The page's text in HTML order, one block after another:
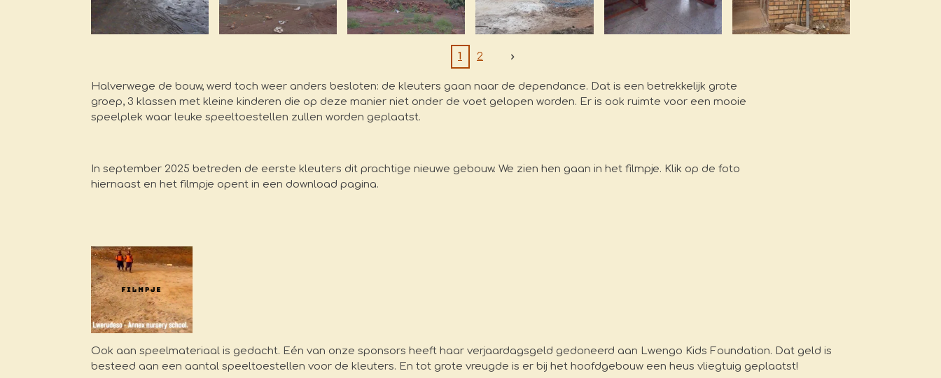
1 2
Halverwege de bouw, werd toch weer anders besloten: de kleuters gaan naar de dependance. Dat is een betrekkelijk grote
groep, 3 klassen met kleine kinderen die op deze manier niet onder de voet gelopen worden. Er is ook ruimte voor een mooie
speelplek waar leuke speeltoestellen zullen worden geplaatst.
In september 2025 betreden de eerste kleuters dit prachtige nieuwe gebouw. We zien hen gaan in het filmpje. Klik op de foto
hiernaast en het filmpje opent in een download pagina.
Ook aan speelmateriaal is gedacht. Eén van onze sponsors heeft haar verjaardagsgeld gedoneerd aan Lwengo Kids Foundation. Dat geld is
besteed aan een aantal speeltoestellen voor de kleuters. En tot grote vreugde is er bij het hoofdgebouw een heus vliegtuig geplaatst!